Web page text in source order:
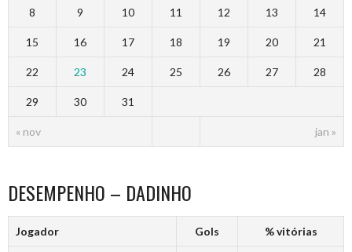
« nov jan »
8 9 10 11 12 13 14
15 16 17 18 19 20 21
22 23 24 25 26 27 28
29 30 31
DESEMPENHO – DADINHO
Jogador Gols % vitórias